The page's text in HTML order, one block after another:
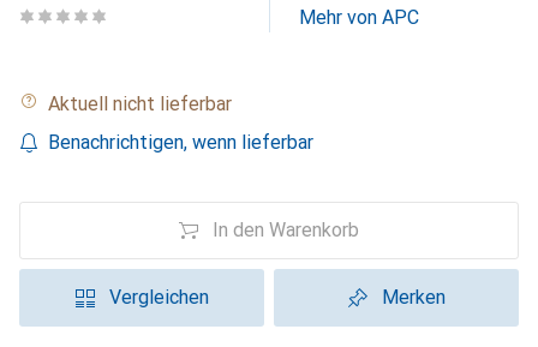
Mehr von APC
Aktuell nicht lieferbar
Benachrichtigen, wenn lieferbar
In den Warenkorb
Vergleichen Merken